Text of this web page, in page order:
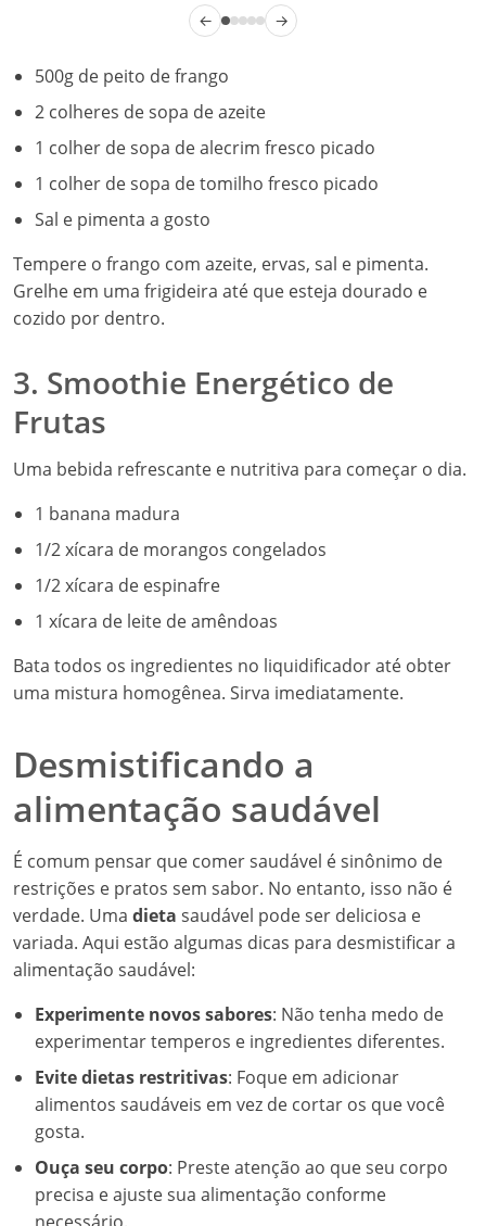
← →
500g de peito de frango
2 colheres de sopa de azeite
1 colher de sopa de alecrim fresco picado
1 colher de sopa de tomilho fresco picado
Sal e pimenta a gosto
Tempere o frango com azeite, ervas, sal e pimenta.
Grelhe em uma frigideira até que esteja dourado e
cozido por dentro.
3. Smoothie Energético de
Frutas
Uma bebida refrescante e nutritiva para começar o dia.
1 banana madura
1/2 xícara de morangos congelados
1/2 xícara de espinafre
1 xícara de leite de amêndoas
Bata todos os ingredientes no liquidificador até obter
uma mistura homogênea. Sirva imediatamente.
Desmistificando a
alimentação saudável
É comum pensar que comer saudável é sinônimo de
restrições e pratos sem sabor. No entanto, isso não é
verdade. Uma dieta saudável pode ser deliciosa e
variada. Aqui estão algumas dicas para desmistificar a
alimentação saudável:
Experimente novos sabores: Não tenha medo de
experimentar temperos e ingredientes diferentes.
Evite dietas restritivas: Foque em adicionar
alimentos saudáveis em vez de cortar os que você
gosta.
Ouça seu corpo: Preste atenção ao que seu corpo
precisa e ajuste sua alimentação conforme